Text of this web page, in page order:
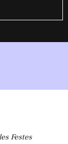
Festes